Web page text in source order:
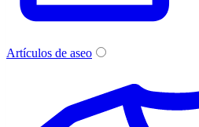
Artículos de aseo